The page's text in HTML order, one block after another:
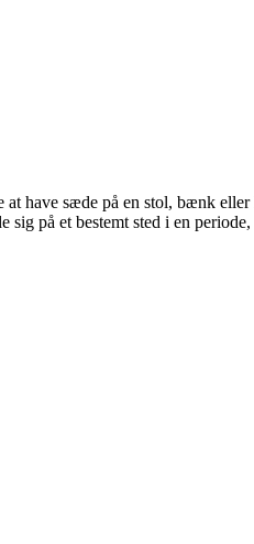
have sæde på en stol, bænk
på et bestemt sted i en